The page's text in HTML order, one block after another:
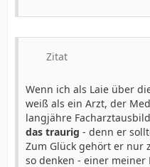
Zitat
Wenn ich als Laie über
weiß als ein Arzt, der
langjähre
das traurig - denn er
Zum Glück gehört er nur
so denken - einer